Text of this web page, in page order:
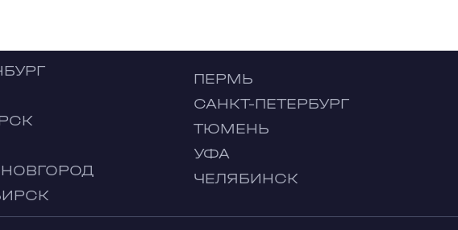
ПЕРМЬ
САНКТ-ПЕТЕРБУРГ
ТЮМЕНЬ
УФА
ЧЕЛЯБИНСК